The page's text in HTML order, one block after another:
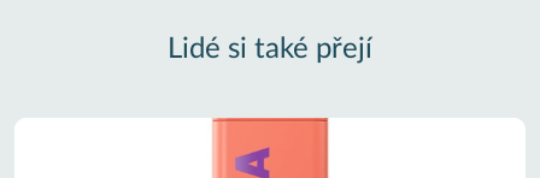
Lidé si také přejí